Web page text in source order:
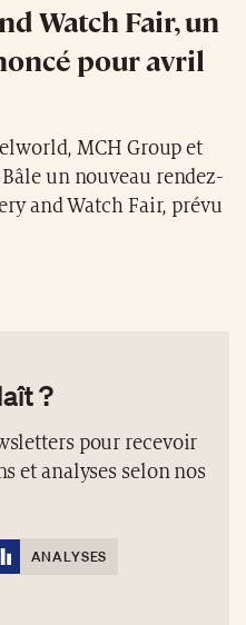
Watch Fair, un
pour avril
MCH Group et
un nouveau rendez-
and Watch Fair, prévu
?
pour recevoir
et analyses selon nos
ANALYSES